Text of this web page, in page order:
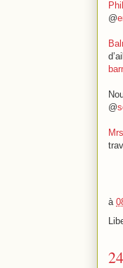
@
@
à